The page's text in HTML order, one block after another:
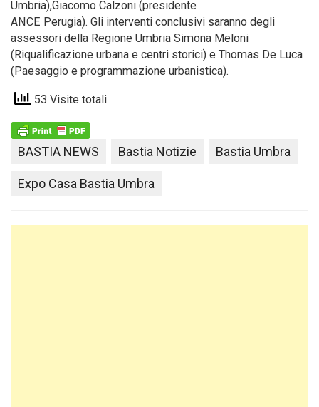
Umbria),Giacomo Calzoni (presidente
ANCE Perugia). Gli interventi conclusivi saranno degli
assessori della Regione Umbria Simona Meloni
(Riqualificazione urbana e centri storici) e Thomas De Luca
(Paesaggio e programmazione urbanistica).
53 Visite totali
BASTIA NEWS Bastia Notizie Bastia Umbra
Expo Casa Bastia Umbra